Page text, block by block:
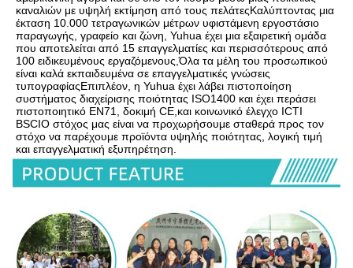
καναλιών με υψηλή εκτίμηση από τους πελάτεςΚαλύπτοντας μια
έκταση 10.000 τετραγωνικών μέτρων υφιστάμενη εργοστάσιο
παραγωγής, γραφείο και ζώνη, Yuhua έχει μια εξαιρετική ομάδα
που αποτελείται από 15 επαγγελματίες και περισσότερους από
100 ειδικευμένους εργαζόμενους,Όλα τα μέλη του προσωπικού
είναι καλά εκπαιδευμένα σε επαγγελματικές γνώσεις
τυπογραφίαςΕπιπλέον, η Yuhua έχει λάβει πιστοποίηση
συστήματος διαχείρισης ποιότητας ISO1400 και έχει περάσει
πιστοποιητικό EN71, δοκιμή CE,και κοινωνικό έλεγχο ICTI
BSCIΟ στόχος μας είναι να προχωρήσουμε σταθερά προς τον
στόχο να παρέχουμε προϊόντα υψηλής ποιότητας, λογική τιμή
και επαγγελματική εξυπηρέτηση.